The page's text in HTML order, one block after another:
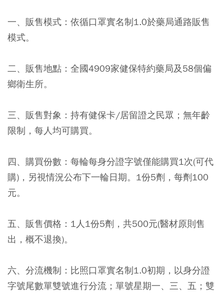
一、販售模式：依循口罩實名制1.0於藥局通路販售
模式。
二、販售地點：全國4909家健保特約藥局及58個偏
鄉衛生所。
三、販售對象：持有健保卡/居留證之民眾；無年齡
限制，每人均可購買。
四、購買份數：每輪每身分證字號僅能購買1次(可代
購)，另視情況公布下一輪日期。1份5劑，每劑100
元。
五、販售價格：1人1份5劑，共500元(醫材原則售
出，概不退換)。
六、分流機制：比照口罩實名制1.0初期，以身分證
字號尾數單雙號進行分流；單號星期一、三、五；雙